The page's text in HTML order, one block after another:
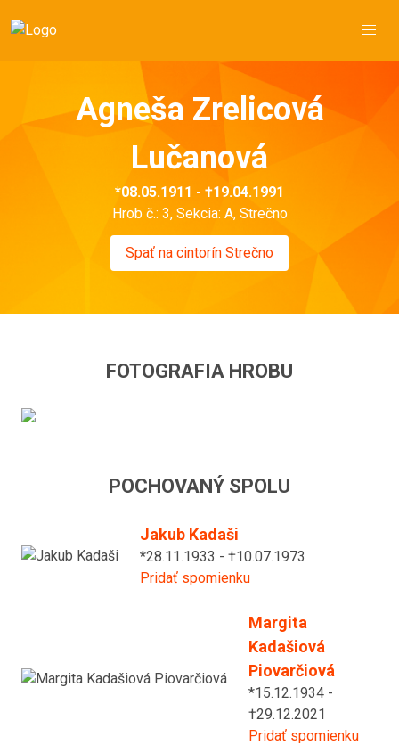
Agneša Zrelicová
Lučanová
*08.05.1911 - †19.04.1991
Hrob č.: 3, Sekcia: A, Strečno
Spať na cintorín Strečno
FOTOGRAFIA HROBU
POCHOVANÝ SPOLU
Jakub Kadaši
*28.11.1933 - †10.07.1973
Pridať spomienku
Margita
Kadašiová
Piovarčiová
*15.12.1934 -
†29.12.2021
Pridať spomienku